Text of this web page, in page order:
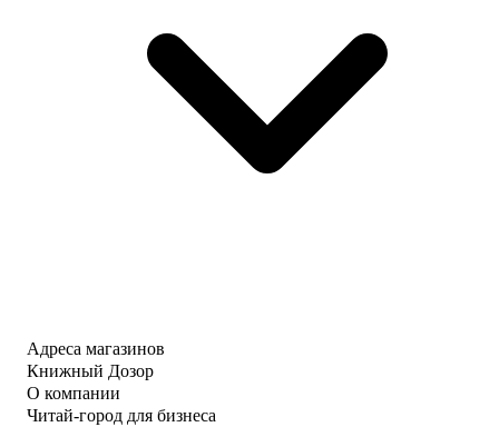
Адреса магазинов
Книжный Дозор
О компании
Читай-город для бизнеса